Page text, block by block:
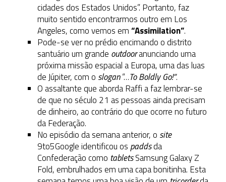
cidades dos Estados Unidos”. Portanto, faz
muito sentido encontrarmos outro em Los
Angeles, como vemos em“Assimilation”.
Pode-se ver no prédio encimando o distrito
santuário um grande outdooranunciando uma
próxima missão espacial a Europa, uma das luas
de Júpiter, com o slogan“…To Boldly Go!”.
O assaltante que aborda Raffi a faz lembrar-se
de que no século 21 as pessoas ainda precisam
de dinheiro, ao contrário do que ocorre no futuro
da Federação.
No episódio da semana anterior, o site
9to5Google identificou ospaddsda
Confederação como tabletsSamsung Galaxy Z
Fold, embrulhados em uma capa bonitinha. Esta